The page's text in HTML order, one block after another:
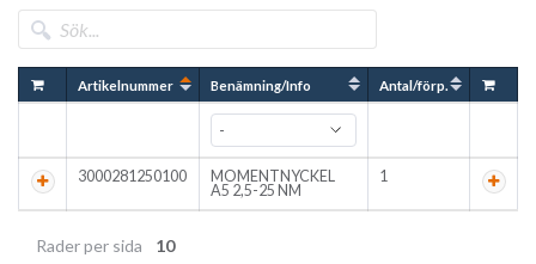
Artikelnummer Benämning/Info Antal/förp.
3000281250100
MOMENTNYCKEL
A5 2,5-25 NM
1
Rader per sida
10